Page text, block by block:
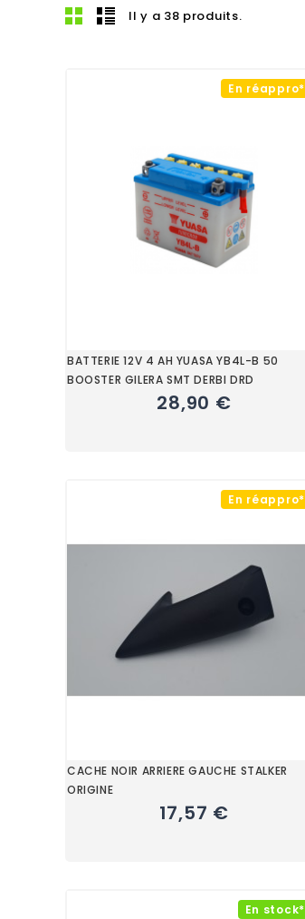
Il y a 38 produits.
En réappro*
BATTERIE 12V 4 AH YUASA YB4L-B 50
BOOSTER GILERA SMT DERBI DRD
28,90 €
En réappro*
CACHE NOIR ARRIERE GAUCHE STALKER
ORIGINE
17,57 €
En stock*